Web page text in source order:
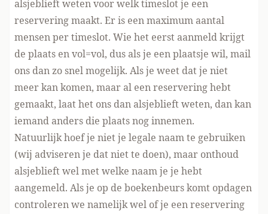
alsjeblieft weten voor welk timeslot je een
reservering maakt. Er is een maximum aantal
mensen per timeslot. Wie het eerst aanmeld krijgt
de plaats en vol=vol, dus als je een plaatsje wil, mail
ons dan zo snel mogelijk. Als je weet dat je niet
meer kan komen, maar al een reservering hebt
gemaakt, laat het ons dan alsjeblieft weten, dan kan
iemand anders die plaats nog innemen.
Natuurlijk hoef je niet je legale naam te gebruiken
(wij adviseren je dat niet te doen), maar onthoud
alsjeblieft wel met welke naam je je hebt
aangemeld. Als je op de boekenbeurs komt opdagen
controleren we namelijk wel of je een reservering